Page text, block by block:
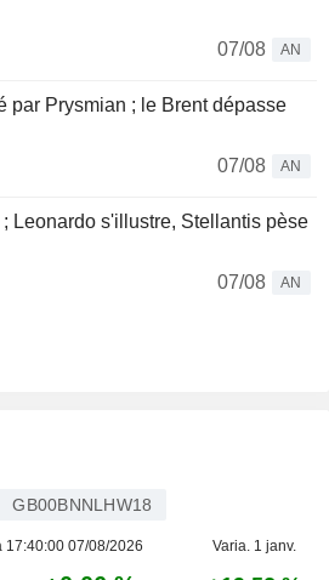
07/08
AN
par Prysmian ; le Brent dépasse
07/08
AN
Leonardo s'illustre, Stellantis pèse
07/08
AN
GB00BNNLHW18
17:40:00 07/08/2026 Varia. 1 janv.